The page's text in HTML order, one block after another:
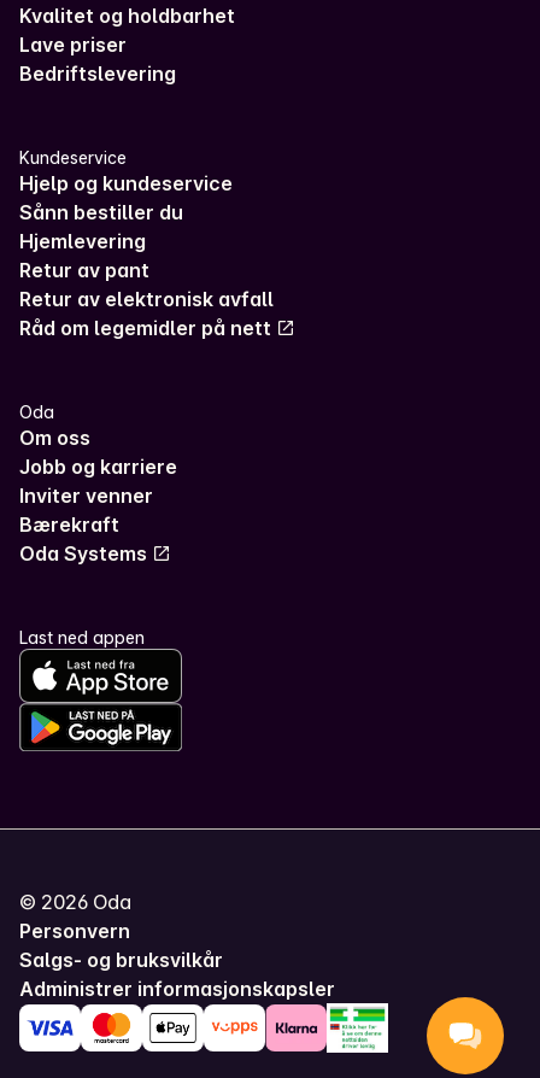
Kvalitet og holdbarhet
Lave priser
Bedriftslevering
Kundeservice
Hjelp og kundeservice
Sånn bestiller du
Hjemlevering
Retur av pant
Retur av elektronisk avfall
Råd om legemidler på nett
Oda
Om oss
Jobb og karriere
Inviter venner
Bærekraft
Oda Systems
Last ned appen
© 2026 Oda
Personvern
Salgs- og bruksvilkår
Administrer informasjonskapsler